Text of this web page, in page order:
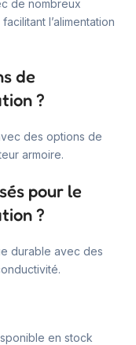
de nombreux
, facilitant l’alimentation
de
?
des options de
armoire.
pour le
?
durable avec des
en stock